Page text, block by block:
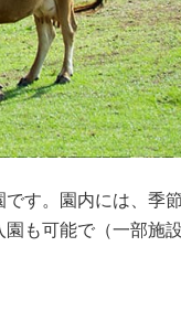
す。園内には、季
も可能で（一部施